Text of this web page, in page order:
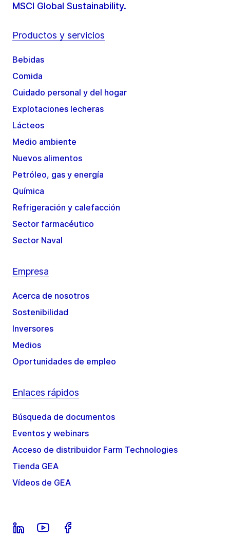
MSCI Global Sustainability.
Productos y servicios
Bebidas
Comida
Cuidado personal y del hogar
Explotaciones lecheras
Lácteos
Medio ambiente
Nuevos alimentos
Petróleo, gas y energía
Química
Refrigeración y calefacción
Sector farmacéutico
Sector Naval
Empresa
Acerca de nosotros
Sostenibilidad
Inversores
Medios
Oportunidades de empleo
Enlaces rápidos
Búsqueda de documentos
Eventos y webinars
Acceso de distribuidor Farm Technologies
Tienda GEA
Vídeos de GEA